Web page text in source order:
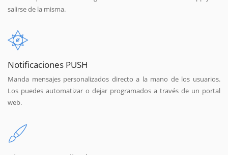
salirse de la misma.
Notificaciones PUSH
Manda mensajes personalizados directo a la mano de los usuarios.
Los puedes automatizar o dejar programados a través de un portal
web.